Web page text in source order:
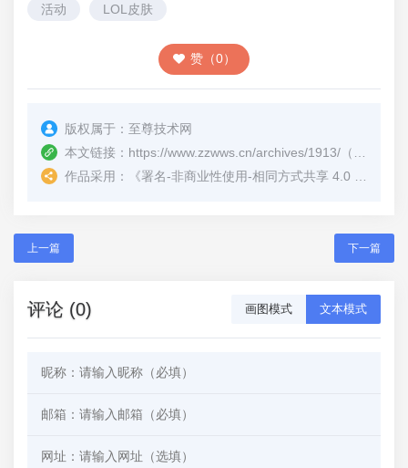
活动 LOL皮肤
赞（0）
版权属于： 至尊技术网
本文链接： https://www.zzwws.cn/archives/1913/ （转载时请注明本文出处及文章链接）
作品采用：
《署名-非商业性使用-相同方式共享 4.0 国际 (CC BY-NC-SA 4.0)
上一篇 下一篇
评论 (0) 画图模式 文本模式